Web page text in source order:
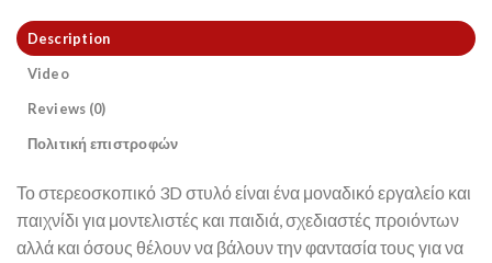
Description
Video
Reviews (0)
Πολιτική επιστροφών
Το στερεοσκοπικό 3D στυλό είναι ένα μοναδικό εργαλείο και
παιχνίδι για μοντελιστές και παιδιά, σχεδιαστές προιόντων
αλλά και όσους θέλουν να βάλουν την φαντασία τους για να